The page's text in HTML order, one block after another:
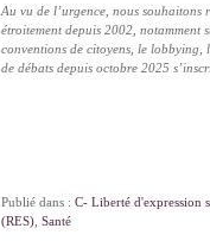
Au vu de l’urgence, nous souhaitons
étroitement depuis 2002, notamment
conventions de citoyens, le lobbying,
de débats depuis octobre 2025
Publié dans : C- Liberté d'expression
(RES) Santé